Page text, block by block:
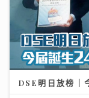
DSE明日放榜｜